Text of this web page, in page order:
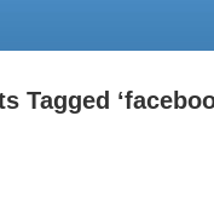
Tagged